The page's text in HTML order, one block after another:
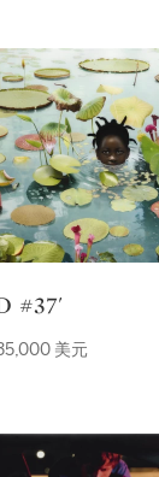
#37'
美元